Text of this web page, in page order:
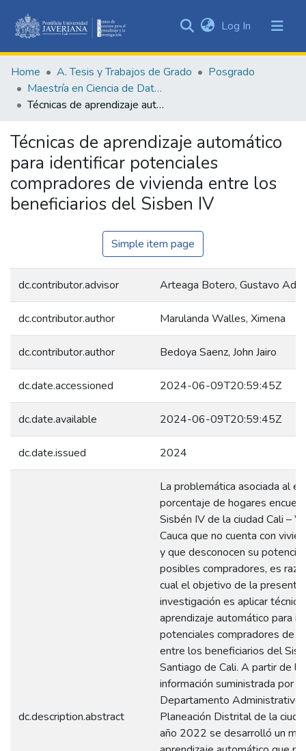
&
Collections
All of DSpace
Statistics
Log In (current)
Home A. Tesis y Trabajos de Grado
Posgrado
Maestría en Ciencia de Datos
Técnicas de aprendizaje automático para identificar potenciales compradores de vivienda entre los beneficiarios del Sisben IV
Técnicas de aprendizaje automático
para identificar potenciales
compradores de vivienda entre los
beneficiarios del Sisben IV
Simple item page
dc.contributor.advisor Arteaga Botero, Gustavo
dc.contributor.author Marulanda Walles, Ximena
dc.contributor.author Bedoya Saenz, John Jairo
dc.date.accessioned 2024-06-09T20:59:45Z
dc.date.available 2024-06-09T20:59:45Z
dc.date.issued 2024
dc.description.abstract
La problemática asociada al
porcentaje de hogares
Sisbén IV de la ciudad Cali –
Cauca que no cuenta con
y que desconocen su
posibles compradores, es
cual el objetivo de la presente
investigación es aplicar
aprendizaje automático para
potenciales compradores de
entre los beneficiarios del
Santiago de Cali. A partir de la
información suministrada por el
Departamento Administrativo
Planeación Distrital de la
año 2022 se desarrolló un